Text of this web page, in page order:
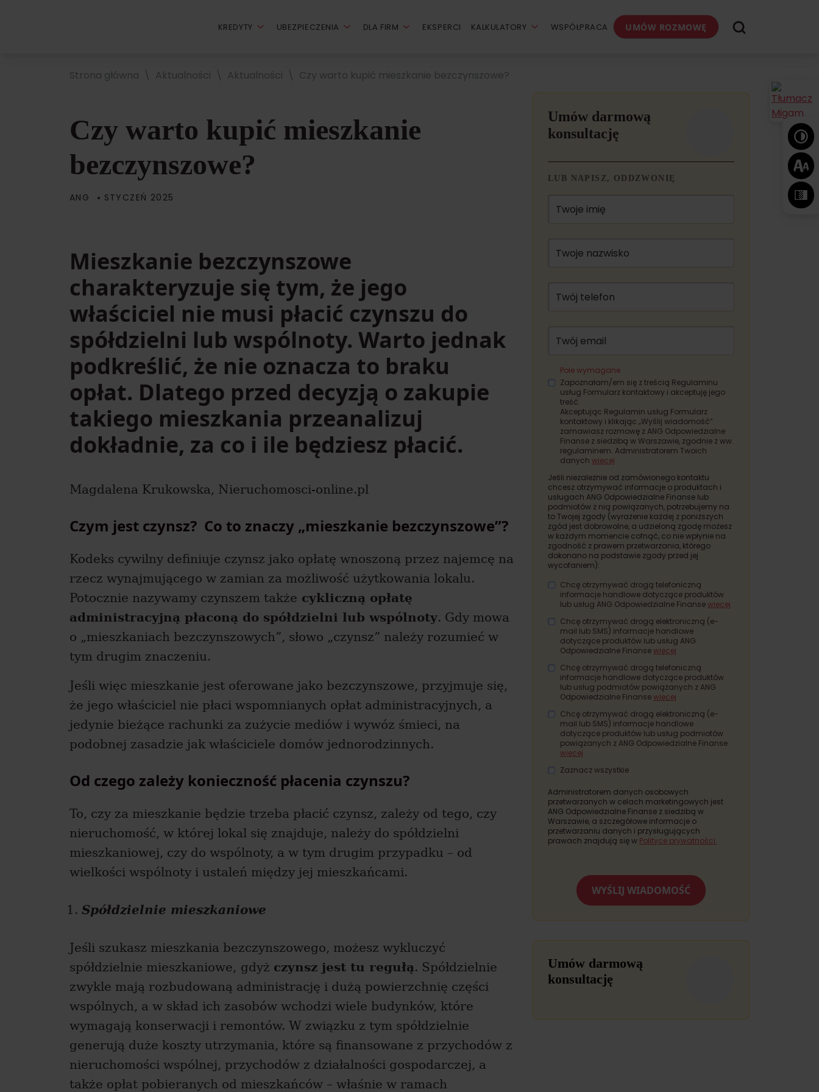
KREDYTY UBEZPIECZENIA DLA FIRM EKSPERCI KALKULATORY WSPÓŁPRACA UMÓW ROZMOWĘ
Strona główna Aktualności Aktualności Czy warto kupić mieszkanie bezczynszowe?
Czy warto kupić mieszkanie
bezczynszowe?
ANG STYCZEŃ 2025
Mieszkanie bezczynszowe
charakteryzuje się tym, że jego
właściciel nie musi płacić czynszu do
spółdzielni lub wspólnoty. Warto jednak
podkreślić, że nie oznacza to braku
opłat. Dlatego przed decyzją o zakupie
takiego mieszkania przeanalizuj
dokładnie, za co i ile będziesz płacić.
Magdalena Krukowska, Nieruchomosci-online.pl
Czym jest czynsz? Co to znaczy „mieszkanie bezczynszowe”?
Kodeks cywilny definiuje czynsz jako opłatę wnoszoną przez najemcę na
rzecz wynajmującego w zamian za możliwość użytkowania lokalu.
Potocznie nazywamy czynszem także cykliczną opłatę
administracyjną płaconą do spółdzielni lub wspólnoty. Gdy mowa
o „mieszkaniach bezczynszowych”, słowo „czynsz” należy rozumieć w
tym drugim znaczeniu.
Jeśli więc mieszkanie jest oferowane jako bezczynszowe, przyjmuje się,
że jego właściciel nie płaci wspomnianych opłat administracyjnych, a
jedynie bieżące rachunki za zużycie mediów i wywóz śmieci, na
podobnej zasadzie jak właściciele domów jednorodzinnych.
Od czego zależy konieczność płacenia czynszu?
To, czy za mieszkanie będzie trzeba płacić czynsz, zależy od tego, czy
nieruchomość, w której lokal się znajduje, należy do spółdzielni
mieszkaniowej, czy do wspólnoty, a w tym drugim przypadku – od
wielkości wspólnoty i ustaleń między jej mieszkańcami.
Spółdzielnie mieszkaniowe
Jeśli szukasz mieszkania bezczynszowego, możesz wykluczyć
spółdzielnie mieszkaniowe, gdyż czynsz jest tu regułą. Spółdzielnie
zwykle mają rozbudowaną administrację i dużą powierzchnię części
wspólnych, a w skład ich zasobów wchodzi wiele budynków, które
wymagają konserwacji i remontów. W związku z tym spółdzielnie
generują duże koszty utrzymania, które są finansowane z przychodów z
nieruchomości wspólnej, przychodów z działalności gospodarczej, a
także opłat pobieranych od mieszkańców – właśnie w ramach
Umów darmową
konsultację
LUB NAPISZ, ODDZWONIĘ
Twoje imię
Twoje nazwisko
Twój telefon
Twój email
Pole wymagane
Zapoznałam/em się z treścią Regulaminu
usług Formularz kontaktowy i akceptuję jego
treść.
Akceptując Regulamin usług Formularz
kontaktowy i klikając „Wyślij wiadomość”
zamawiasz rozmowę z ANG Odpowiedzialne
Finanse z siedzibą w Warszawie, zgodnie z ww.
regulaminem. Administratorem Twoich
danych więcej
Jeśli niezależnie od zamówionego kontaktu
chcesz otrzymywać informacje o produktach i
usługach ANG Odpowiedzialne Finanse lub
podmiotów z nią powiązanych, potrzebujemy na
to Twojej zgody (wyrażenie każdej z poniższych
zgód jest dobrowolne, a udzieloną zgodę możesz
w każdym momencie cofnąć, co nie wpłynie na
zgodność z prawem przetwarzania, którego
dokonano na podstawie zgody przed jej
wycofaniem):
Chcę otrzymywać drogą telefoniczną
informacje handlowe dotyczące produktów
lub usług ANG Odpowiedzialne Finansewięcej
Chcę otrzymywać drogą elektroniczną (e-
mail lub SMS) informacje handlowe
dotyczące produktów lub usług ANG
Odpowiedzialne Finansewięcej
Chcę otrzymywać drogą telefoniczną
informacje handlowe dotyczące produktów
lub usług podmiotów powiązanych z ANG
Odpowiedzialne Finansewięcej
Chcę otrzymywać drogą elektroniczną (e-
mail lub SMS) informacje handlowe
dotyczące produktów lub usług podmiotów
powiązanych z ANG Odpowiedzialne Finanse
więcej
Zaznacz wszystkie
Administratorem danych osobowych
przetwarzanych w celach marketingowych jest
ANG Odpowiedzialne Finanse z siedzibą w
Warszawie, a szczegółowe informacje o
przetwarzaniu danych i przysługujących
prawach znajdują się w Polityce prywatności.
WYŚLIJ WIADOMOŚĆ
Umów darmową
konsultację